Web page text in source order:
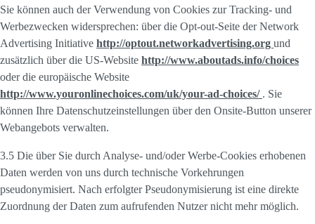
Sie können auch der Verwendung von Cookies zur Tracking- und
Werbezwecken widersprechen: über die Opt-out-Seite der Network
Advertising Initiative http://optout.networkadvertising.org und
zusätzlich über die US-Website http://www.aboutads.info/choices
oder die europäische Website
http://www.youronlinechoices.com/uk/your-ad-choices/ . Sie
können Ihre Datenschutzeinstellungen über den Onsite-Button unserer
Webangebots verwalten.
3.5 Die über Sie durch Analyse- und/oder Werbe-Cookies erhobenen
Daten werden von uns durch technische Vorkehrungen
pseudonymisiert. Nach erfolgter Pseudonymisierung ist eine direkte
Zuordnung der Daten zum aufrufenden Nutzer nicht mehr möglich.